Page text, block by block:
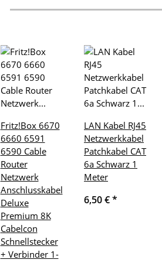
Fritz!Box 6670
6660 6591
6590 Cable
Router
Netzwerk
Anschlusskabel
Deluxe
Premium 8K
Cabelcon
Schnellstecker
+ Verbinder 1-
LAN Kabel RJ45
Netzwerkkabel
Patchkabel CAT
6a Schwarz 1
Meter
6,50 €*